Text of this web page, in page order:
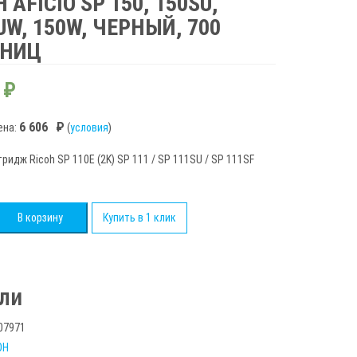
150W, ЧЕРНЫЙ, 700
₽
6 606 ₽ (условия)
Ricoh SP 110E (2K) SP 111 / SP 111SU / SP 111SF
В корзину Купить в 1 клик